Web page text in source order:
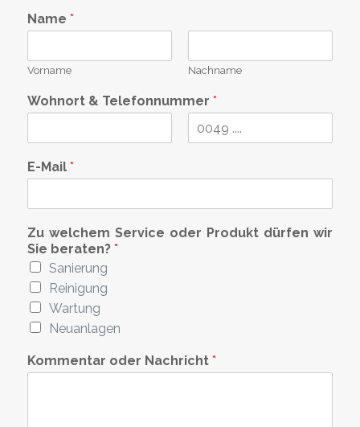
Name *
Vorname Nachname
Wohnort & Telefonnummer *
o
r
m
e
a
e
E-Mail *
Zu welchem Service oder Produkt dürfen wir
Sie beraten? *
Sanierung
Reinigung
Wartung
Neuanlagen
Kommentar oder Nachricht *